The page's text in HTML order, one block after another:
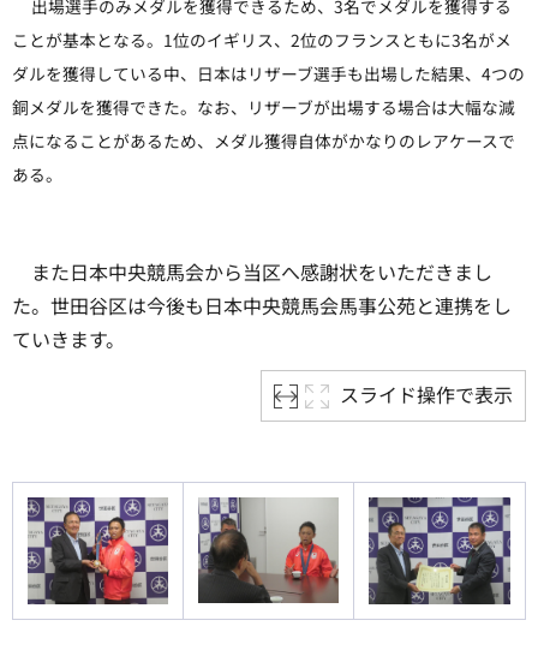
出場選手のみメダルを獲得できるため、3名でメダルを獲得する
ことが基本となる。1位のイギリス、2位のフランスともに3名がメ
ダルを獲得している中、日本はリザーブ選手も出場した結果、4つの
銅メダルを獲得できた。なお、リザーブが出場する場合は大幅な減
点になることがあるため、メダル獲得自体がかなりのレアケースで
ある。
また日本中央競馬会から当区へ感謝状をいただきまし
た。世田谷区は今後も日本中央競馬会馬事公苑と連携をし
ていきます。
スライド操作で表示